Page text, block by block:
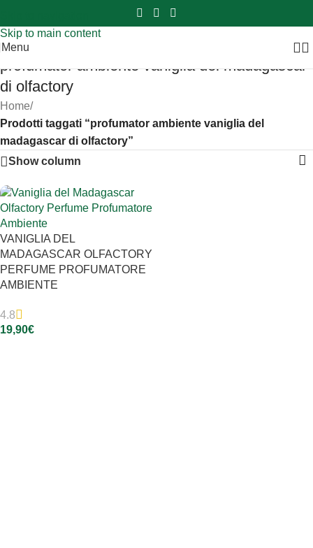
Skip to main content
Sei hai domande contattaci 📲3341056025 - 3886572748
Menu
profumator ambiente vaniglia del madagascar
di olfactory
Home/
Prodotti taggati “profumator ambiente vaniglia del
madagascar di olfactory”
Show column
VANIGLIA DEL
MADAGASCAR OLFACTORY
PERFUME PROFUMATORE
AMBIENTE
4.8
19,90€